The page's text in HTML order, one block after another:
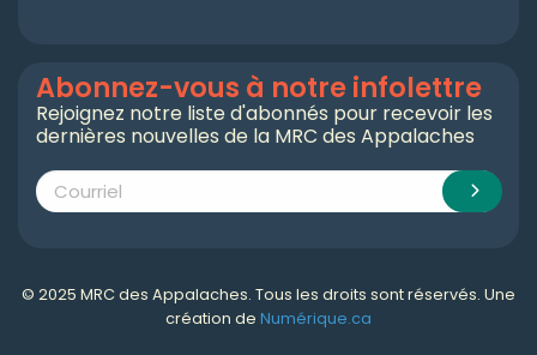
Abonnez-vous à notre infolettre
Rejoignez notre liste d'abonnés pour recevoir les
dernières nouvelles de la MRC des Appalaches
© 2025 MRC des Appalaches. Tous les droits sont réservés. Une
création de Numérique.ca